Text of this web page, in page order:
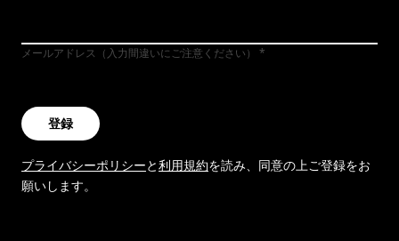
メールアドレス（入力間違いにご注意ください）
登録
プライバシーポリシーと利用規約を読み、同意の上ご登録をお
願いします。